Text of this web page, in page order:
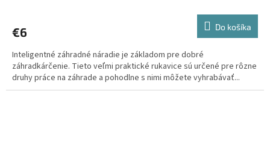
€6 Do košíka
Inteligentné záhradné náradie je základom pre dobré
záhradkárčenie. Tieto veľmi praktické rukavice sú určené pre rôzne
druhy práce na záhrade a pohodlne s nimi môžete vyhrabávať...